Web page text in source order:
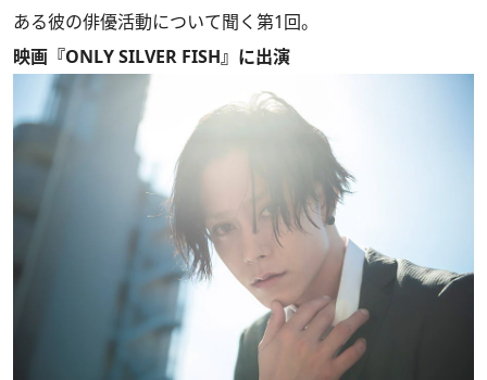
ある彼の俳優活動について聞く第1回。
映画『ONLY SILVER FISH』に出演